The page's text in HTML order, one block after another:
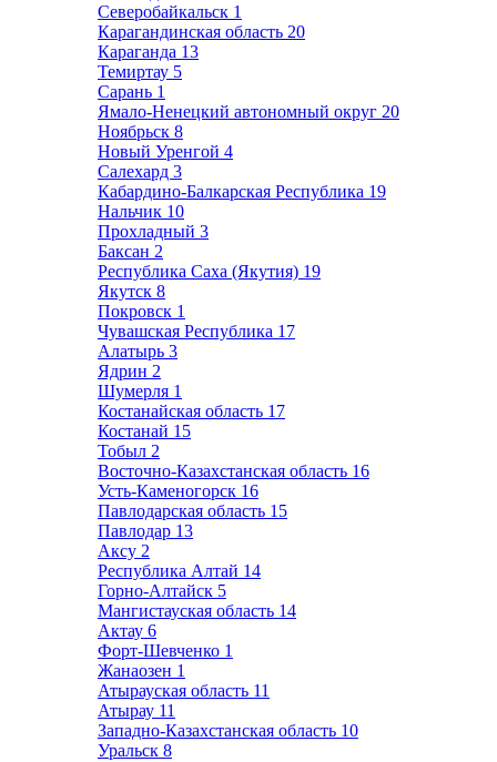
Северобайкальск 1
Карагандинская область 20
Караганда 13
Темиртау 5
Сарань 1
Ямало-Ненецкий автономный округ 20
Ноябрьск 8
Новый Уренгой 4
Салехард 3
Кабардино-Балкарская Республика 19
Нальчик 10
Прохладный 3
Баксан 2
Республика Саха (Якутия) 19
Якутск 8
Покровск 1
Чувашская Республика 17
Алатырь 3
Ядрин 2
Шумерля 1
Костанайская область 17
Костанай 15
Тобыл 2
Восточно-Казахстанская область 16
Усть-Каменогорск 16
Павлодарская область 15
Павлодар 13
Аксу 2
Республика Алтай 14
Горно-Алтайск 5
Мангистауская область 14
Актау 6
Форт-Шевченко 1
Жанаозен 1
Атырауская область 11
Атырау 11
Западно-Казахстанская область 10
Уральск 8